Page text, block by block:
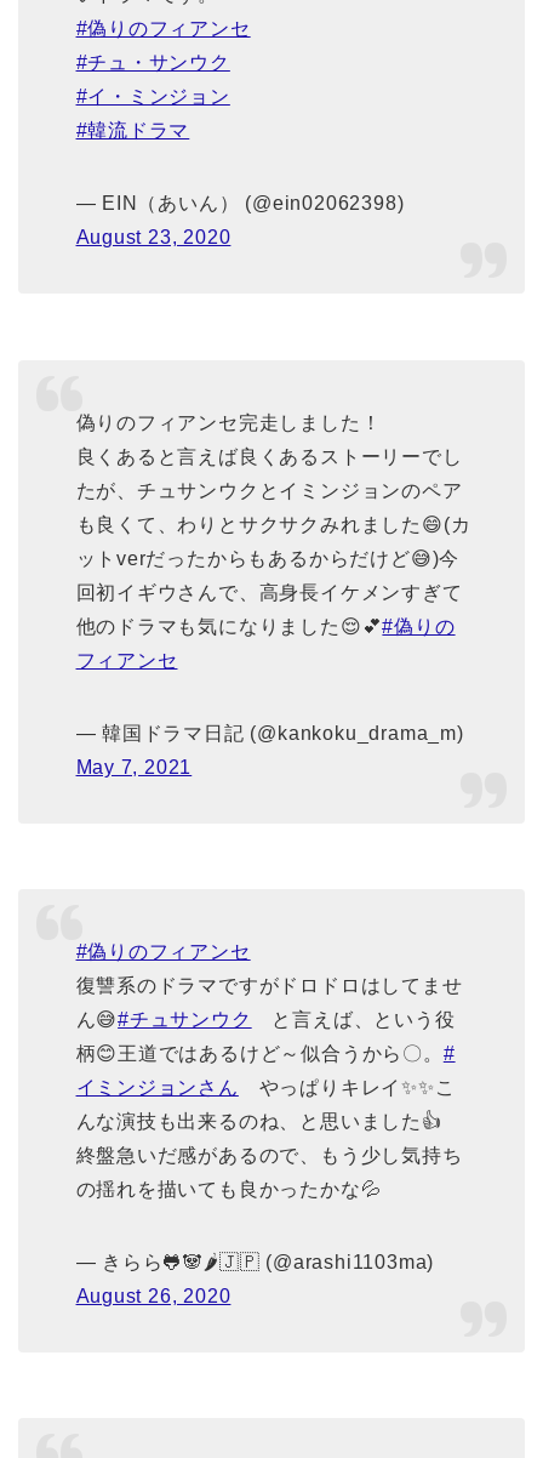
#偽りのフィアンセ
#チュ・サンウク
#イ・ミンジョン
#韓流ドラマ
— EIN（あいん） (@ein02062398)
August 23, 2020
偽りのフィアンセ完走しました！
良くあると言えば良くあるストーリーでし
たが、チュサンウクとイミンジョンのペア
も良くて、わりとサクサクみれました😄(カ
ットverだったからもあるからだけど😅)今
回初イギウさんで、高身長イケメンすぎて
他のドラマも気になりました😌💕#偽りの
フィアンセ
— 韓国ドラマ日記 (@kankoku_drama_m)
May 7, 2021
#偽りのフィアンセ
復讐系のドラマですがドロドロはしてませ
ん😅#チュサンウク
と言えば、という役
柄😊王道ではあるけど～似合うから〇。 #
イミンジョンさん
やっぱりキレイ✨✨こ
んな演技も出来るのね、と思いました👍
終盤急いだ感があるので、もう少し気持ち
の揺れを描いても良かったかな💦
— きらら🐸🐼🌶🇯🇵 (@arashi1103ma)
August 26, 2020